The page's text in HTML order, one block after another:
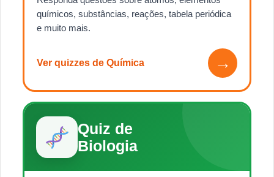
químicos, substâncias, reações, tabela periódica
e muito mais.
Ver quizzes de Química →
Quiz de
Biologia